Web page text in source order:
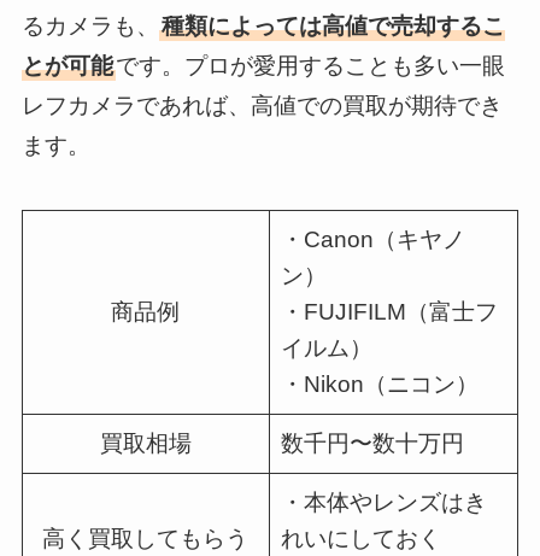
るカメラも、 種類によっては高値で売却するこ
とが可能です。プロが愛用することも多い一眼
レフカメラであれば、高値での買取が期待でき
ます。
商品例
・Canon（キヤノ
ン）
・FUJIFILM（富士フ
イルム）
・Nikon（ニコン）
買取相場 数千円〜数十万円
高く買取してもらう
・本体やレンズはき
れいにしておく